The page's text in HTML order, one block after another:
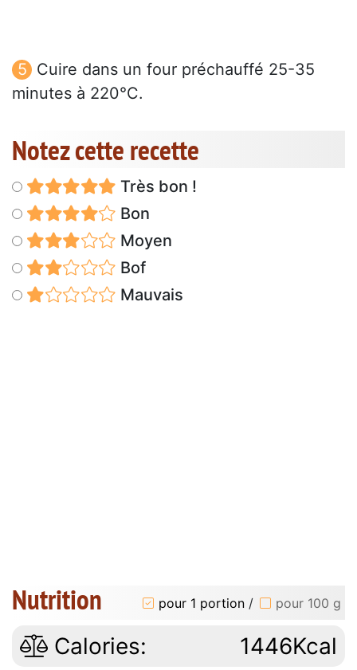
Cuire dans un four préchauffé 25-35
minutes à 220°C.
Notez cette recette
Très bon !
Bon
Moyen
Bof
Mauvais
Nutrition pour 1 portion / pour 100 g
Calories: 1446Kcal